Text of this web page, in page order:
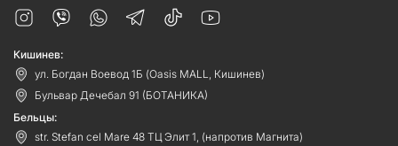
Кишинев:
ул. Богдан Воевод 1Б (Oasis MALL, Кишинев)
Бульвар Дечебал 91 (БОТАНИКА)
Бельцы:
str. Stefan cel Mare 48 ТЦ Элит 1, (напротив Магнита)